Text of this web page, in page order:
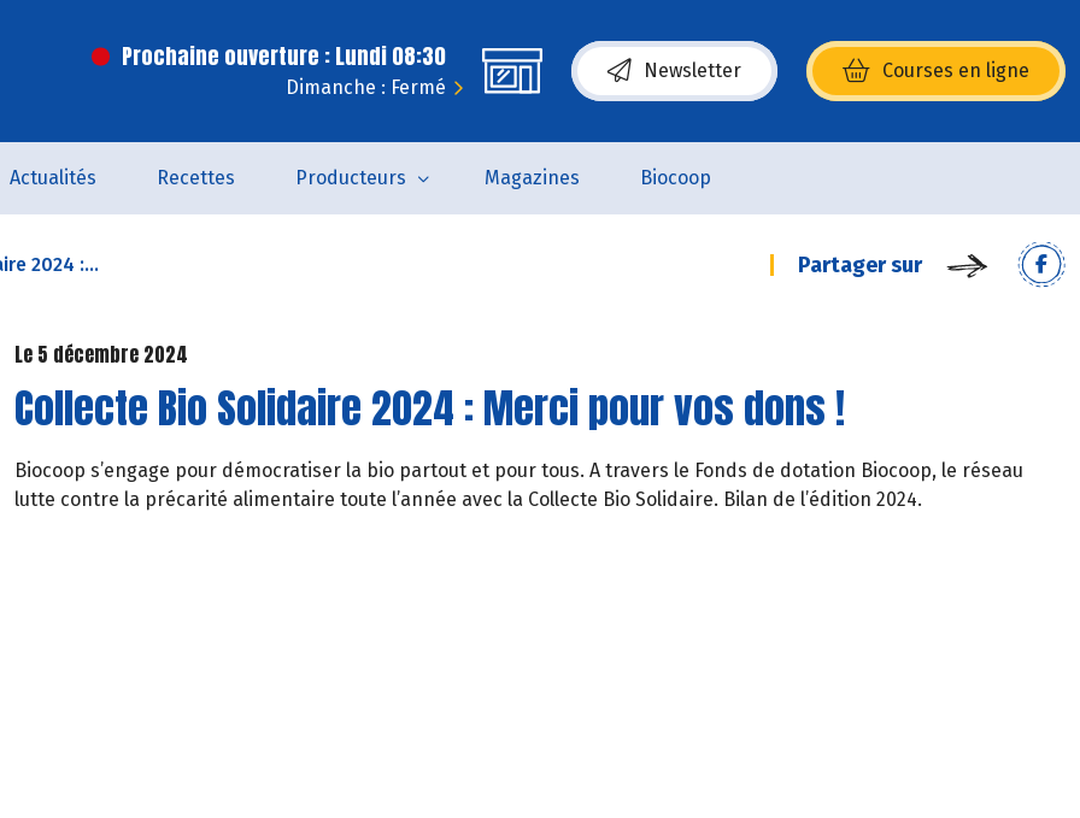
Prochaine ouverture : Lundi 08:30
Dimanche : Fermé
Newsletter Courses en ligne
(s’ouvre dans une nouvelle fenêtre)
Actualités Recettes Producteurs Magazines Biocoop
2024 :... Partager sur
Le 5 décembre 2024
Collecte Bio Solidaire 2024 : Merci pour vos dons !
Biocoop s’engage pour démocratiser la bio partout et pour tous. A travers le Fonds de dotation Biocoop, le réseau
lutte contre la précarité alimentaire toute l’année avec la Collecte Bio Solidaire. Bilan de l’édition 2024.